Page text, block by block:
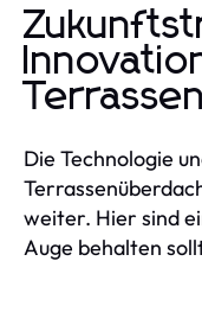
Die Technologie
weiter. Hier sind
Auge behalten